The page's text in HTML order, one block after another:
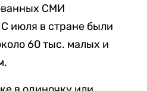
СМИ
июля в стране были
60 тыс. малых и